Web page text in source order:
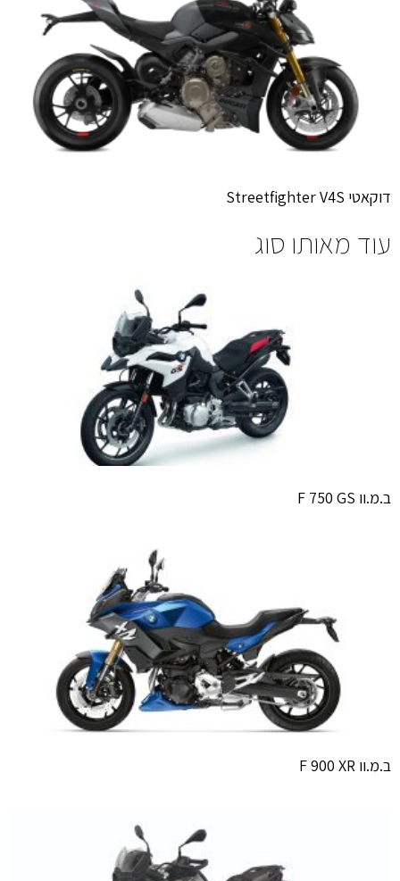
דוקאטי Streetfighter V4S
עוד מאותו סוג
ב.מ.וו F 750 GS
ב.מ.וו F 900 XR